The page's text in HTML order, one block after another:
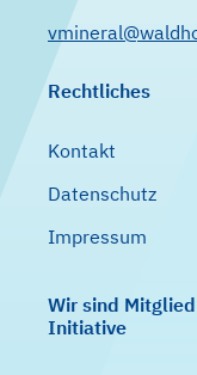
Rechtliches
Kontakt
Datenschutz
Impressum
Wir sind
Initiative